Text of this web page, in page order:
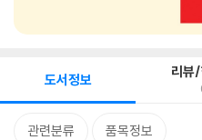
도서정보 리뷰
관련분류 품목정보